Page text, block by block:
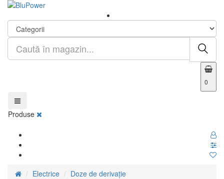
0
Produse
Electrice Doze de derivație